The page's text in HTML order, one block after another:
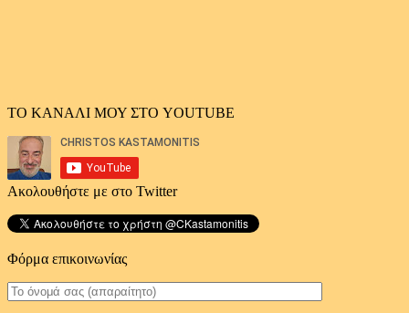
ΤΟ ΚΑΝΑΛΙ ΜΟΥ ΣΤΟ YOUTUBE
Ακολουθήστε με στο Twitter
Φόρμα επικοινωνίας